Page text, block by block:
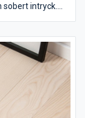
intryck.
golv.